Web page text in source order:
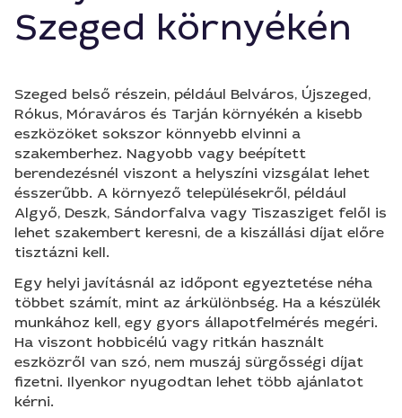
Szeged környékén
Szeged belső részein, például Belváros, Újszeged,
Rókus, Móraváros és Tarján környékén a kisebb
eszközöket sokszor könnyebb elvinni a
szakemberhez. Nagyobb vagy beépített
berendezésnél viszont a helyszíni vizsgálat lehet
ésszerűbb. A környező településekről, például
Algyő, Deszk, Sándorfalva vagy Tiszasziget felől is
lehet szakembert keresni, de a kiszállási díjat előre
tisztázni kell.
Egy helyi javításnál az időpont egyeztetése néha
többet számít, mint az árkülönbség. Ha a készülék
munkához kell, egy gyors állapotfelmérés megéri.
Ha viszont hobbicélú vagy ritkán használt
eszközről van szó, nem muszáj sürgősségi díjat
fizetni. Ilyenkor nyugodtan lehet több ajánlatot
kérni.